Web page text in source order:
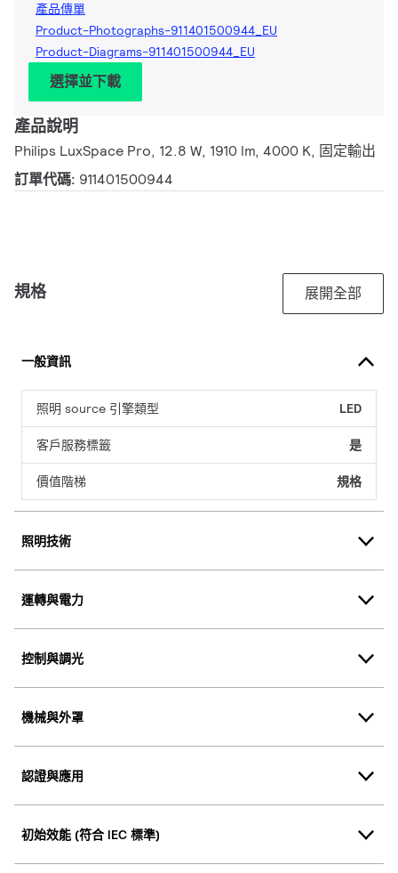
產品傳單
Product-Photographs-911401500944_EU
Product-Diagrams-911401500944_EU
選擇並下載
產品說明
Philips LuxSpace Pro, 12.8 W, 1910 lm, 4000 K, 固定輸出
訂單代碼: 911401500944
規格 展開全部
一般資訊
照明 source 引擎類型 LED
客戶服務標籤 是
價值階梯 規格
照明技術
運轉與電力
控制與調光
機械與外罩
認證與應用
初始效能 (符合 IEC 標準)